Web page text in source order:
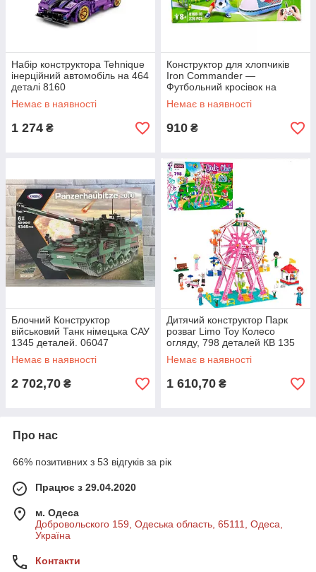
Набір конструктора Tehnique
інерційний автомобіль на 464
деталі 8160
Немає в наявності
1 274 ₴
Конструктор для хлопчиків
Iron Commander —
Футбольний кросівок на
радіокеруванні 816D-10
HC221120
Немає в наявності
910 ₴
Блочний Конструктор
військовий Танк німецька САУ
1345 деталей. 06047
Немає в наявності
2 702,70 ₴
Дитячий конструктор Парк
розваг Limo Toy Колесо
огляду, 798 деталей КВ 135
Немає в наявності
1 610,70 ₴
Про нас
66% позитивних з 53 відгуків за рік
Працює з 29.04.2020
м. Одеса
Добровольского 159, Одеська область, 65111, Одеса,
Україна
Контакти